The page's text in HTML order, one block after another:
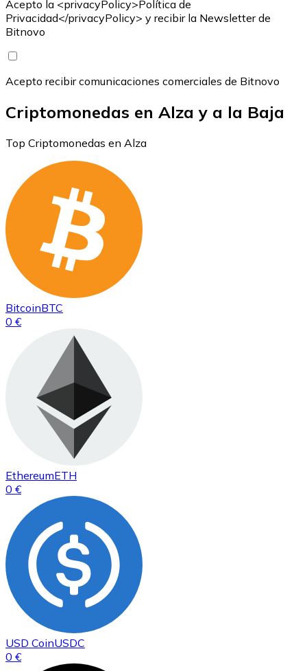
Acepto la <privacyPolicy>Política de
Privacidad</privacyPolicy> y recibir la Newsletter de
Bitnovo
Acepto recibir comunicaciones comerciales de Bitnovo
Criptomonedas en Alza y a la Baja
Top Criptomonedas en Alza
BitcoinBTC
0 €
EthereumETH
0 €
USD CoinUSDC
0 €